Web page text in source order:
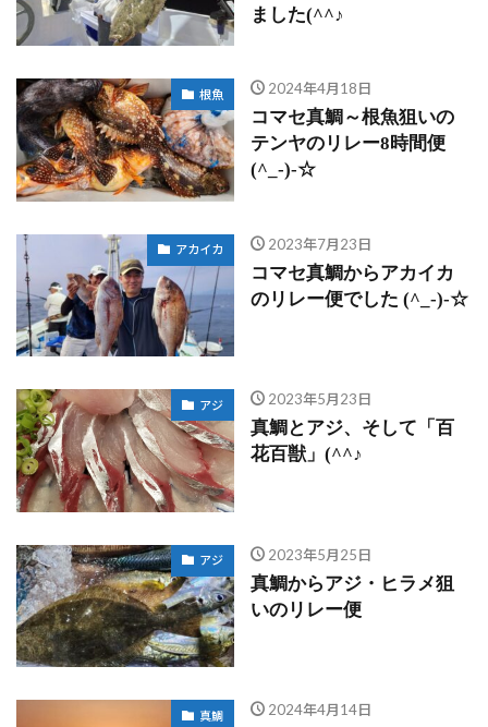
ました(^^♪
根魚 2024年4月18日
コマセ真鯛～根魚狙いの
テンヤのリレー8時間便
(^_-)-☆
アカイカ 2023年7月23日
コマセ真鯛からアカイカ
のリレー便でした (^_-)-☆
アジ 2023年5月23日
真鯛とアジ、そして「百
花百獣」(^^♪
アジ 2023年5月25日
真鯛からアジ・ヒラメ狙
いのリレー便
真鯛 2024年4月14日